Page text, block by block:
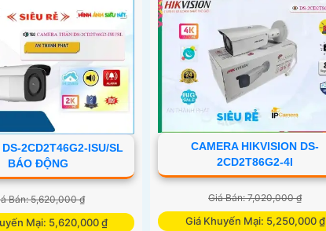
2CD2T46G2-ISU/SL
BÁO ĐỘNG
Bán: 5,620,000 ₫
Mại: 5,620,000 ₫
CAMERA HIKVISION DS-
2CD2T86G2-4I
Giá Bán: 7,020,000 ₫
Giá Khuyến Mại: 5,250,000 ₫